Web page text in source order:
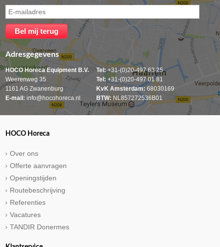
Adresgegevens
HOCO Horeca Equipment B.V.
Weerenweg 35
1161 AG Zwanenburg
E-mail: info@hocohoreca.nl
Tel:+31-(0)20-497 63 25
Tel:+31-(0)20-497 01 81
KvK Amsterdam: 68030169
BTW: NL857272536B01
HOCO Horeca
Over ons
Offerte aanvragen
Openingstijden
Routebeschrijving
Referenties
Vacatures
TANDIR Donermes